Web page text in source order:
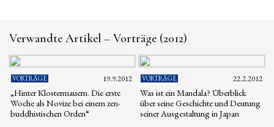
Verwandte Artikel – Vorträge (2012)
VORTRÄGE 19.9.2012
„Hinter Klostermauern. Die erste
Woche als Novize bei einem zen-
buddhistischen Orden“
VORTRÄGE 22.2.2012
Was ist ein Mandala? Überblick
über seine Geschichte und Deutung
seiner Ausgestaltung in Japan